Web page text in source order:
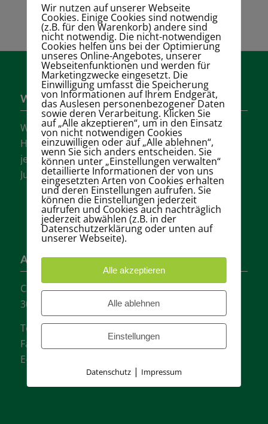
Wer sind wir?
Wir sind einer der größten Tennisvereine
Hannovers mit vielen aktiven Mannschaften in
jeder Altersklasse für Damen, Herren und
Jugendliche.
Adresse
Carl-Loges-Str.12
30657 Hannover
Tel.: + 49 511- 6046340
Fax: + 49 511- 601048
E-Mail:
Wir nutzen auf unserer Webseite
Cookies. Einige Cookies sind notwendig
(z.B. für den Warenkorb) andere sind
nicht notwendig. Die nicht-notwendigen
Cookies helfen uns bei der Optimierung
unseres Online-Angebotes, unserer
Webseitenfunktionen und werden für
Marketingzwecke eingesetzt. Die
Einwilligung umfasst die Speicherung
von Informationen auf Ihrem Endgerät,
das Auslesen personenbezogener Daten
sowie deren Verarbeitung. Klicken Sie
auf „Alle akzeptieren“, um in den Einsatz
von nicht notwendigen Cookies
einzuwilligen oder auf „Alle ablehnen“,
wenn Sie sich anders entscheiden. Sie
können unter „Einstellungen verwalten“
detaillierte Informationen der von uns
eingesetzten Arten von Cookies erhalten
und deren Einstellungen aufrufen. Sie
können die Einstellungen jederzeit
aufrufen und Cookies auch nachträglich
jederzeit abwählen (z.B. in der
Datenschutzerklärung oder unten auf
unserer Webseite).
Alle akzeptieren
Alle ablehnen
Einstellungen
Datenschutz| Impressum